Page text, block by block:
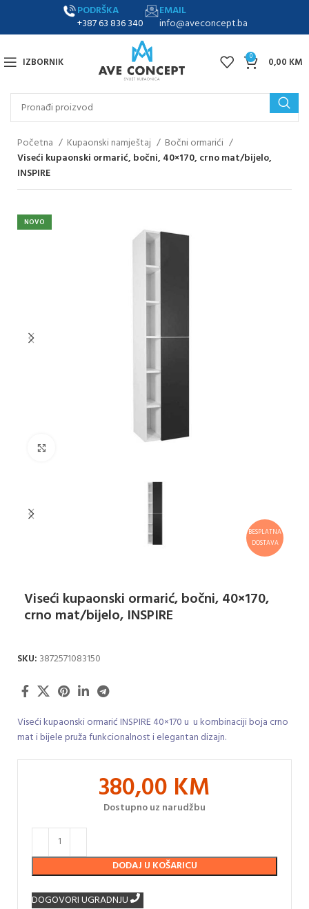
PODRŠKA
+387 63 836 340
EMAIL
info@aveconcept.ba
IZBORNIK 0 0,00 KM
Početna Kupaonski namještaj
Bočni ormarići
Viseći kupaonski ormarić, bočni, 40×170, crno mat/bijelo,
INSPIRE
BESPLATNA
DOSTAVA
NOVO
Viseći kupaonski ormarić, bočni, 40×170,
crno mat/bijelo, INSPIRE
SKU: 3872571083150
Viseći kupaonski ormarić INSPIRE 40×170 u u kombinaciji boja crno
mat i bijele pruža funkcionalnost i elegantan dizajn.
380,00 KM
Dostupno uz narudžbu
DODAJ U KOŠARICU
DOGOVORI UGRADNJU